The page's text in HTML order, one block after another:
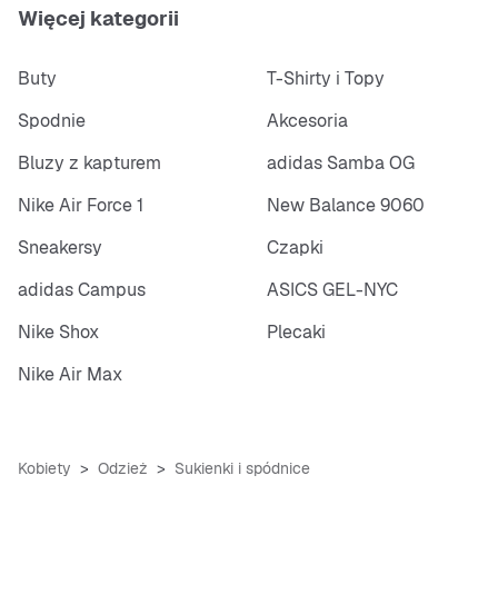
Więcej kategorii
Buty
T-Shirty i Topy
Spodnie
Akcesoria
Bluzy z kapturem
adidas Samba OG
Nike Air Force 1
New Balance 9060
Sneakersy
Czapki
adidas Campus
ASICS GEL-NYC
Nike Shox
Plecaki
Nike Air Max
Kobiety Odzież Sukienki i spódnice